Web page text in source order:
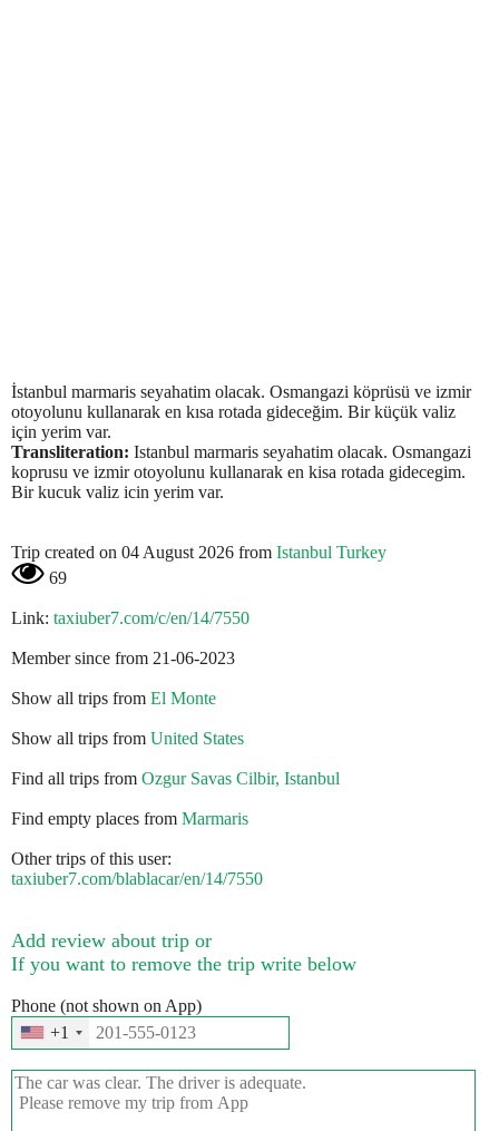
İstanbul marmaris seyahatim olacak. Osmangazi köprüsü ve izmir
otoyolunu kullanarak en kısa rotada gideceğim. Bir küçük valiz
için yerim var.
Transliteration: Istanbul marmaris seyahatim olacak. Osmangazi
koprusu ve izmir otoyolunu kullanarak en kisa rotada gidecegim.
Bir kucuk valiz icin yerim var.
Trip created on 04 August 2026 from Istanbul Turkey
69
Link: taxiuber7.com/c/en/14/7550
Member since from 21-06-2023
Show all trips from El Monte
Show all trips from United States
Find all trips from Ozgur Savas Cilbir, Istanbul
Find empty places from Marmaris
Other trips of this user:
taxiuber7.com/blablacar/en/14/7550
Add review about trip or
If you want to remove the trip write below
Phone (not shown on App)
+1